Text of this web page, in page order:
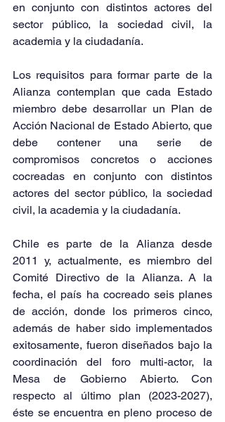
en conjunto con distintos actores del
sector público, la sociedad civil, la
academia y la ciudadanía.
Los requisitos para formar parte de la
Alianza contemplan que cada Estado
miembro debe desarrollar un Plan de
Acción Nacional de Estado Abierto, que
debe contener una serie de
compromisos concretos o acciones
cocreadas en conjunto con distintos
actores del sector público, la sociedad
civil, la academia y la ciudadanía.
Chile es parte de la Alianza desde
2011 y, actualmente, es miembro del
Comité Directivo de la Alianza. A la
fecha, el país ha cocreado seis planes
de acción, donde los primeros cinco,
además de haber sido implementados
exitosamente, fueron diseñados bajo la
coordinación del foro multi-actor, la
Mesa de Gobierno Abierto. Con
respecto al último plan (2023-2027),
éste se encuentra en pleno proceso de